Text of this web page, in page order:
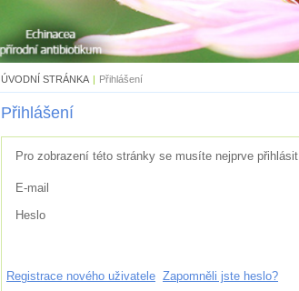
ÚVODNÍ STRÁNKA | Přihlášení
Přihlášení
Pro zobrazení této stránky se musíte nejprve přihlásit.
E-mail
Heslo
Registrace nového uživatele Zapomněli jste heslo?